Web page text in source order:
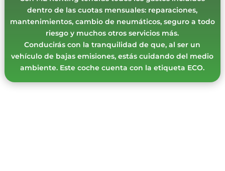
dentro de las cuotas mensuales: reparaciones,
mantenimientos, cambio de neumáticos, seguro a todo
riesgo y muchos otros servicios más.
Conducirás con la tranquilidad de que, al ser un
vehículo de bajas emisiones, estás cuidando del medio
ambiente. Este coche cuenta con la etiqueta ECO.